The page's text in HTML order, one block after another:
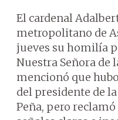
El cardenal
metropolitano de
jueves su homilía
Nuestra Señora de
mencionó que
del presidente de
Peña, pero